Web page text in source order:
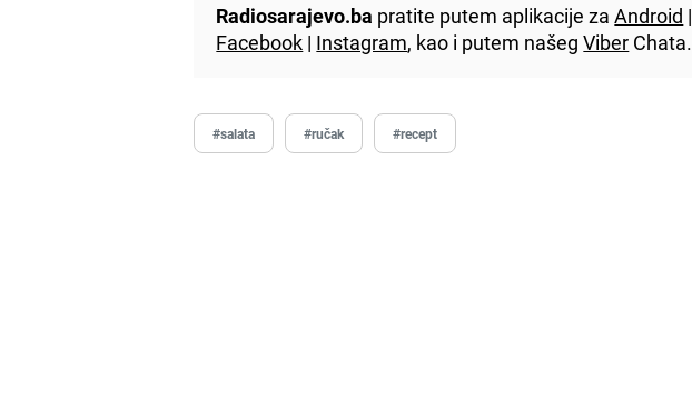
Radiosarajevo.ba pratite putem aplikacije zaAndroid |
Facebook | Instagram, kao i putem našegViber Chata.
#salata #ručak #recept